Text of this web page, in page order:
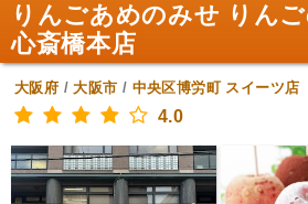
りんごあめのみせ りん
心斎橋本店
大阪府 /大阪市 / 中央区博労町 スイーツ店
4.0